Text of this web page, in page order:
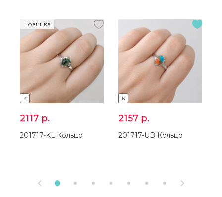
K
Новинка
2117 р.
201717-KL Кольцо
K
2157 р.
201717-UB Кольцо
 